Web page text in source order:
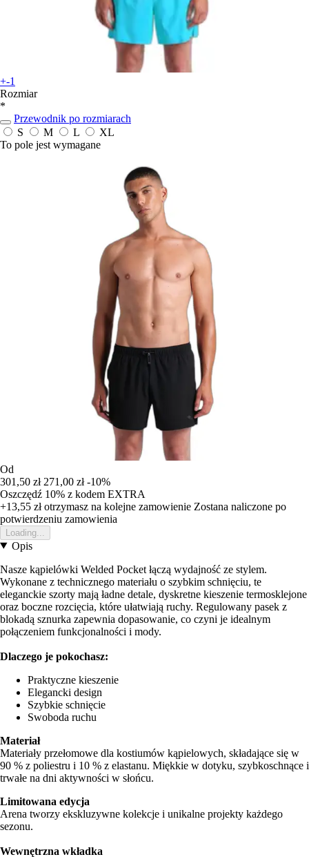
+-1
Rozmiar
*
Przewodnik po rozmiarach
S
M L
XL
To pole jest wymagane
Od
301,50 zł 271,00 zł -10%
Oszczędź 10% z kodem EXTRA
+13,55 złotrzymasz na kolejne zamowienie Zostana naliczone po
potwierdzeniu zamowienia
Loading...
Opis
Nasze kąpielówki Welded Pocket łączą wydajność ze stylem.
Wykonane z technicznego materiału o szybkim schnięciu, te
eleganckie szorty mają ładne detale, dyskretne kieszenie termosklejone
oraz boczne rozcięcia, które ułatwiają ruchy. Regulowany pasek z
blokadą sznurka zapewnia dopasowanie, co czyni je idealnym
połączeniem funkcjonalności i mody.
Dlaczego je pokochasz:
Praktyczne kieszenie
Elegancki design
Szybkie schnięcie
Swoboda ruchu
Materiał
Materiały przełomowe dla kostiumów kąpielowych, składające się w
90 % z poliestru i 10 % z elastanu. Miękkie w dotyku, szybkoschnące i
trwałe na dni aktywności w słońcu.
Limitowana edycja
Arena tworzy ekskluzywne kolekcje i unikalne projekty każdego
sezonu.
Wewnętrzna wkładka